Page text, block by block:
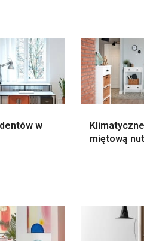
w
miętową